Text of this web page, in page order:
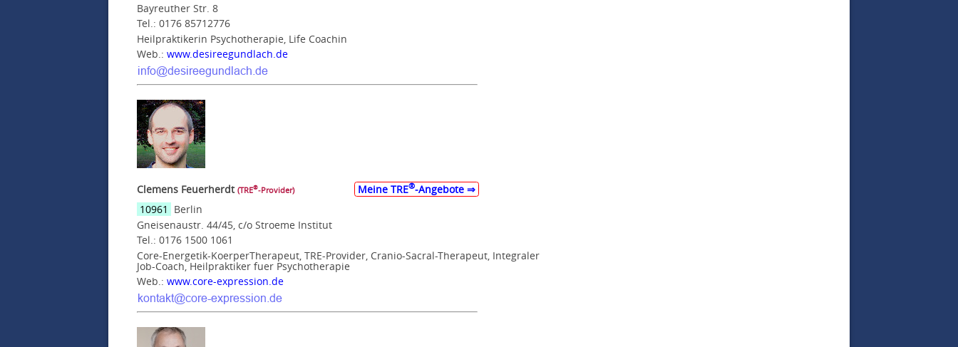
Bayreuther Str. 8
Tel.: 0176 85712776
Heilpraktikerin Psychotherapie, Life Coachin
Web.: www.desireegundlach.de
Clemens Feuerherdt (TRE®‑Provider) Meine TRE®‑Angebote ⇒
10961
Berlin
Gneisenaustr. 44/45, c/o Stroeme Institut
Tel.: 0176 1500 1061
Core-Energetik-KoerperTherapeut, TRE-Provider, Cranio-Sacral-Therapeut, Integraler
Job-Coach, Heilpraktiker fuer Psychotherapie
Web.: www.core-expression.de